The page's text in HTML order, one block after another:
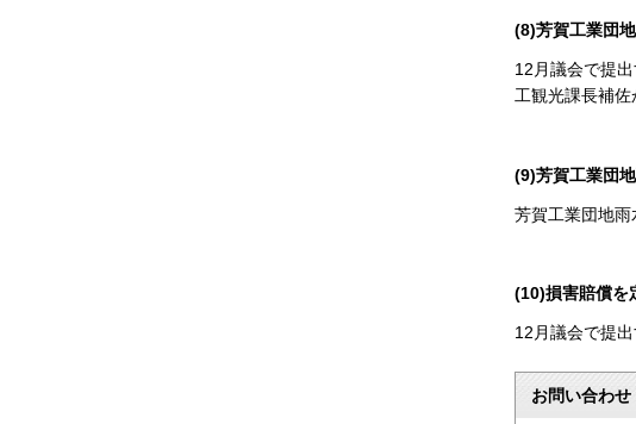
(8)芳賀工業団
12月議会で提
工観光課長補佐
(9)芳賀工業団
芳賀工業団地雨
(10)損害賠償を
12月議会で提
お問い合わせ